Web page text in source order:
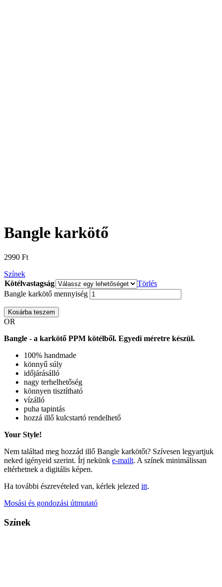
Bangle karkötő
2990 Ft
Színek
Kötélvastagság
Törlés
Bangle karkötő mennyiség
Kosárba teszem
OR
Bangle - a karkötő PPM kötélből. Egyedi méretre készül.
100% handmade
könnyű súly
időjárásálló
nagy terhelhetőség
könnyen tisztítható
vízálló
puha tapintás
hozzá illő kulcstartó rendelhető
Your Style!
Nem találtad meg hozzád illő Bangle karkötőt? Szívesen legyartjuk
neked igényeid szerint. Írj nekünk e-mailt. A színek minimálissan
eltérhetnek a digitális képen.
Ha további észrevételed van, kérlek jelezed itt.
Mosási és gondozási útmutató
Színek